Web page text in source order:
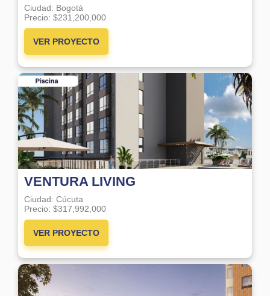
Ciudad: Bogotá
Precio: $231,200,000
VER PROYECTO
VENTURA LIVING
Ciudad: Cúcuta
Precio: $317,992,000
VER PROYECTO